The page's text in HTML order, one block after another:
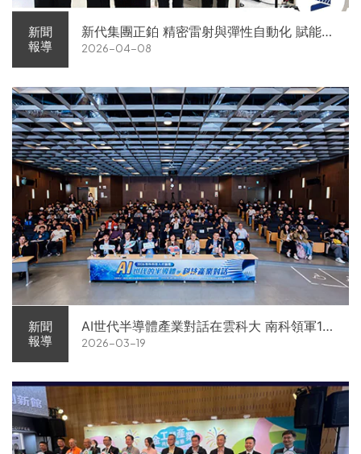
新聞
報導
新代集團正鉑 精密雷射與彈性自動化 賦能智
慧智造解方電子展亮相
2026-04-08
新聞
報導
AI世代半導體產業對話在雲科大 南科領軍11
家企業前進校園徵才
2026-03-19